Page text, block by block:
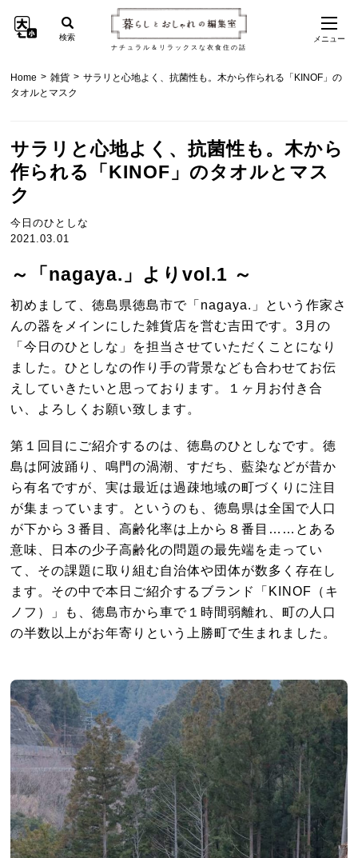
ナチュラル＆リラックスな衣食住の話
検索 メニュー
Home > 雑貨 > サラリと心地よく、抗菌性も。木から作られる「KINOF」の
タオルとマスク
サラリと心地よく、抗菌性も。木から
作られる「KINOF」のタオルとマス
ク
今日のひとしな
2021.03.01
～「nagaya.」よりvol.1 ～
初めまして、徳島県徳島市で「nagaya.」という作家さ
んの器をメインにした雑貨店を営む吉田です。3月の
「今日のひとしな」を担当させていただくことになり
ました。ひとしなの作り手の背景なども合わせてお伝
えしていきたいと思っております。１ヶ月お付き合
い、よろしくお願い致します。
第１回目にご紹介するのは、徳島のひとしなです。徳
島は阿波踊り、鳴門の渦潮、すだち、藍染などが昔か
ら有名ですが、実は最近は過疎地域の町づくりに注目
が集まっています。というのも、徳島県は全国で人口
が下から３番目、高齢化率は上から８番目……とある
意味、日本の少子高齢化の問題の最先端を走ってい
て、その課題に取り組む自治体や団体が数多く存在し
ます。その中で本日ご紹介するブランド「KINOF（キ
ノフ）」も、徳島市から車で１時間弱離れ、町の人口
の半数以上がお年寄りという上勝町で生まれました。